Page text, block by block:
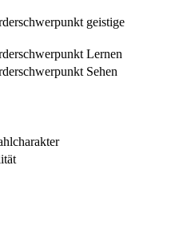
geistige
Lernen
Sehen